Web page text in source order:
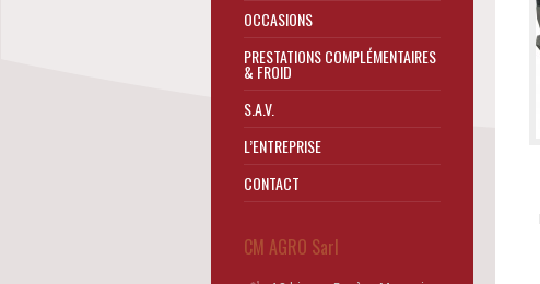
OCCASIONS
PRESTATIONS COMPLÉMENTAIRES
& FROID
S.A.V.
L’ENTREPRISE
CONTACT
CM AGRO Sarl